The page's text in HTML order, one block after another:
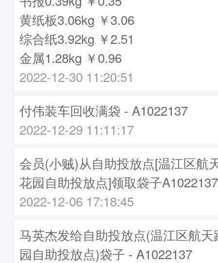
黄纸板3.06kg ￥3.06
综合纸3.92kg ￥2.51
金属1.28kg ￥0.96
2022-12-30 11:20:51
付伟装车回收满袋 - A1022137
2022-12-29 11:11:17
会员(小贼)从自助投放点[温江区航
花园自助投放点]领取袋子A1022137
2022-12-06 17:18:45
马英杰发给自助投放点(温江区航
园自助投放点)袋子 - A1022137